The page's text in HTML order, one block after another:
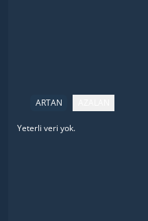
ARTAN
İsimFiyatDeğişim
Yeterli veri yok.